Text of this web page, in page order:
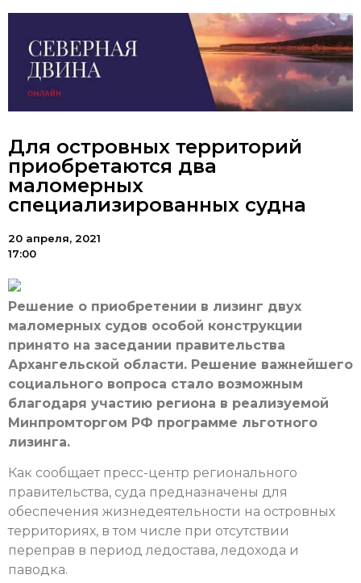
Для островных территорий
приобретаются два
маломерных
специализированных судна
20 апреля, 2021
17:00
Решение о приобретении в лизинг двух
маломерных судов особой конструкции
принято на заседании правительства
Архангельской области. Решение важнейшего
социального вопроса стало возможным
благодаря участию региона в реализуемой
Минпромторгом РФ программе льготного
лизинга.
Как сообщает пресс-центр регионального
правительства, суда предназначены для
обеспечения жизнедеятельности на островных
территориях, в том числе при отсутствии
переправ в период ледостава, ледохода и
паводка.